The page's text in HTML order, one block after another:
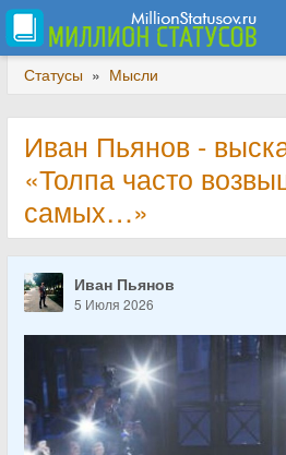
Статусы » Мысли
Иван Пьянов -
«Толпа часто
самых…»
Иван Пьянов
5 Июля 2026